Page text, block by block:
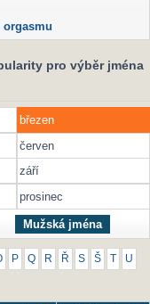
orgasmu
pro výběr jména
březen
červen
září
prosinec
Mužská jména
P Q R Ř S Š U